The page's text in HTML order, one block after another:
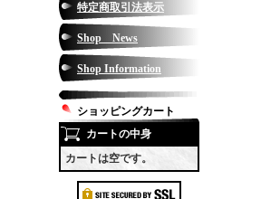
特定商取引法表示
Shop News
Shop Information
ショッピングカート
カートの中身
カートは空です。